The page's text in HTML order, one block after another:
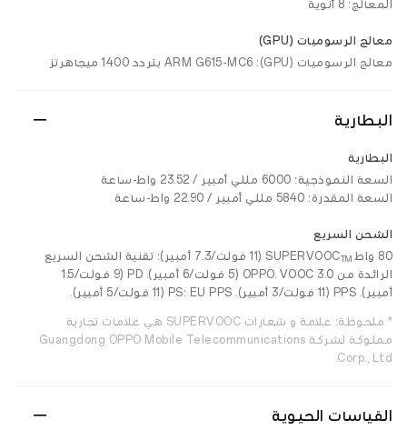
المعالج: 8 أنوية
معالج الرسوميات (GPU)
معالج الرسوميات (GPU): ARM G615-MC6 بتردد 1400 ميجاهرتز
البطارية
البطارية
السعة النموذجية: 6000 مللي أمبير / 23.52 واط-ساعة
السعة المقدرة: 5840 مللي أمبير / 22.90 واط-ساعة
الشحن السريع
80 واط SUPERVOOC
TM
(11 فولت/7.3 أمبير): تقنية الشحن السريع
الرائدة من OPPO. VOOC 3.0 (5 فولت/6 أمبير). PD (9 فولت/1.5
أمبير). PPS (11 فولت/3 أمبير). PS: EU PPS (11 فولت/5 أمبير).
* ملحوظة: علامة و شعارات SUPERVOOC هي علامات تجارية
مملوكة لشركة Guangdong OPPO Mobile Telecommunications
Corp., Ltd.
القياسات الحيوية